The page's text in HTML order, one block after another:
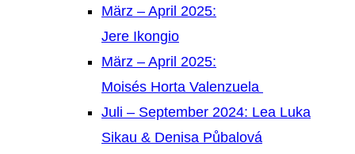
März – April 2025:
Jere Ikongio
März – April 2025:
Moisés Horta Valenzuela
Juli – September 2024: Lea Luka
Sikau & Denisa Půbalová